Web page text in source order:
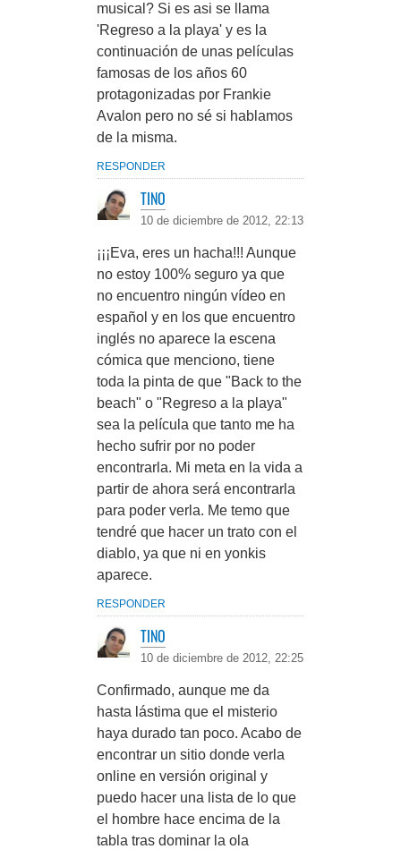
musical? Si es asi se llama
'Regreso a la playa' y es la
continuación de unas películas
famosas de los años 60
protagonizadas por Frankie
Avalon pero no sé si hablamos
de la misma.
RESPONDER
TINO
10 de diciembre de 2012, 22:13
¡¡¡Eva, eres un hacha!!! Aunque
no estoy 100% seguro ya que
no encuentro ningún vídeo en
español y en los que encuentro
inglés no aparece la escena
cómica que menciono, tiene
toda la pinta de que "Back to the
beach" o "Regreso a la playa"
sea la película que tanto me ha
hecho sufrir por no poder
encontrarla. Mi meta en la vida a
partir de ahora será encontrarla
para poder verla. Me temo que
tendré que hacer un trato con el
diablo, ya que ni en yonkis
aparece.
RESPONDER
TINO
10 de diciembre de 2012, 22:25
Confirmado, aunque me da
hasta lástima que el misterio
haya durado tan poco. Acabo de
encontrar un sitio donde verla
online en versión original y
puedo hacer una lista de lo que
el hombre hace encima de la
tabla tras dominar la ola